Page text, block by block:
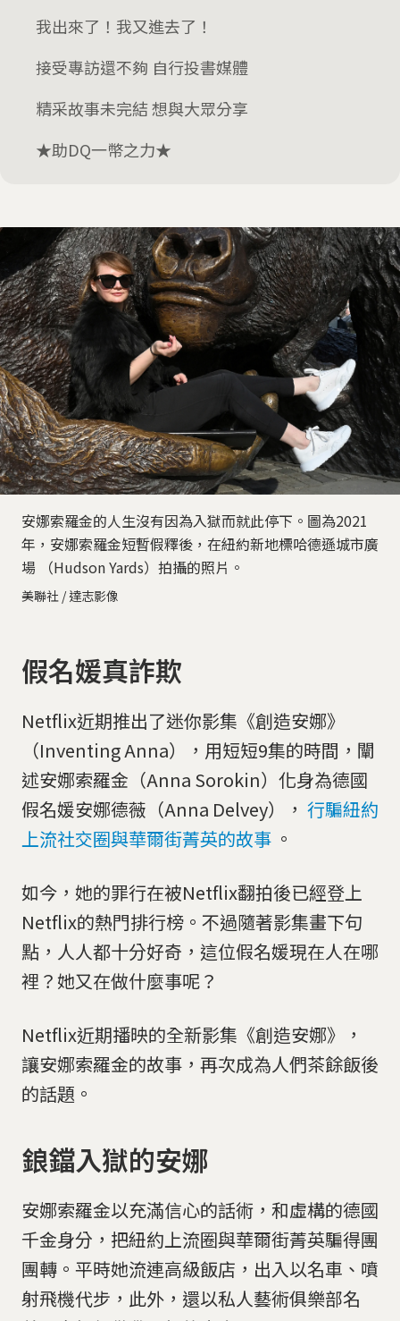
我出來了！我又進去了！
接受專訪還不夠 自行投書媒體
精采故事未完結 想與大眾分享
★助DQ一幣之力★
安娜索羅金的人生沒有因為入獄而就此停下。圖為2021
年，安娜索羅金短暫假釋後，在紐約新地標哈德遜城市廣
場 （Hudson Yards）拍攝的照片。
美聯社 / 達志影像
假名媛真詐欺
Netflix近期推出了迷你影集《創造安娜》
（Inventing Anna），用短短9集的時間，闡
述安娜索羅金（Anna Sorokin）化身為德國
假名媛安娜德薇（Anna Delvey）， 行騙紐約
上流社交圈與華爾街菁英的故事 。
如今，她的罪行在被Netflix翻拍後已經登上
Netflix的熱門排行榜。不過隨著影集畫下句
點，人人都十分好奇，這位假名媛現在人在哪
裡？她又在做什麼事呢？
Netflix近期播映的全新影集《創造安娜》，
讓安娜索羅金的故事，再次成為人們茶餘飯後
的話題。
鋃鐺入獄的安娜
安娜索羅金以充滿信心的話術，和虛構的德國
千金身分，把紐約上流圈與華爾街菁英騙得團
團轉。平時她流連高級飯店，出入以名車、噴
射飛機代步，此外，還以私人藝術俱樂部名